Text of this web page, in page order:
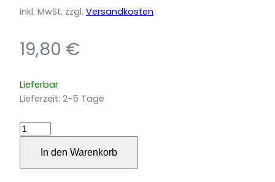
inkl. MwSt. zzgl. Versandkosten
19,80 €
Lieferbar
Lieferzeit: 2-5 Tage
Verbotene
Sechs
Suiten
In den Warenkorb